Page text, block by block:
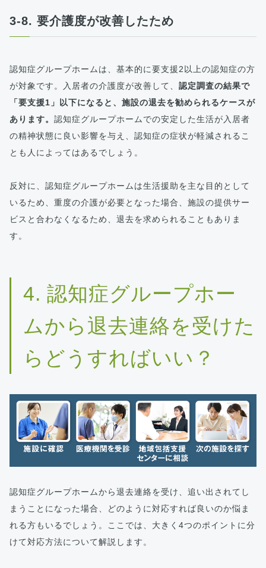
3-8. 要介護度が改善したため
認知症グループホームは、基本的に要支援2以上の認知症の方
が対象です。入居者の介護度が改善して、 認定調査の結果で
「要支援1」以下になると、施設の退去を勧められるケースが
あります。 認知症グループホームでの安定した生活が入居者
の精神状態に良い影響を与え、認知症の症状が軽減されるこ
とも人によってはあるでしょう。
反対に、認知症グループホームは生活援助を主な目的として
いるため、重度の介護が必要となった場合、施設の提供サー
ビスと合わなくなるため、退去を求められることもありま
す。
4. 認知症グループホー
ムから退去連絡を受けた
らどうすればいい？
認知症グループホームから退去連絡を受け、追い出されてし
まうことになった場合、どのように対応すれば良いのか悩ま
れる方もいるでしょう。ここでは、大きく4つのポイントに分
けて対応方法について解説します。